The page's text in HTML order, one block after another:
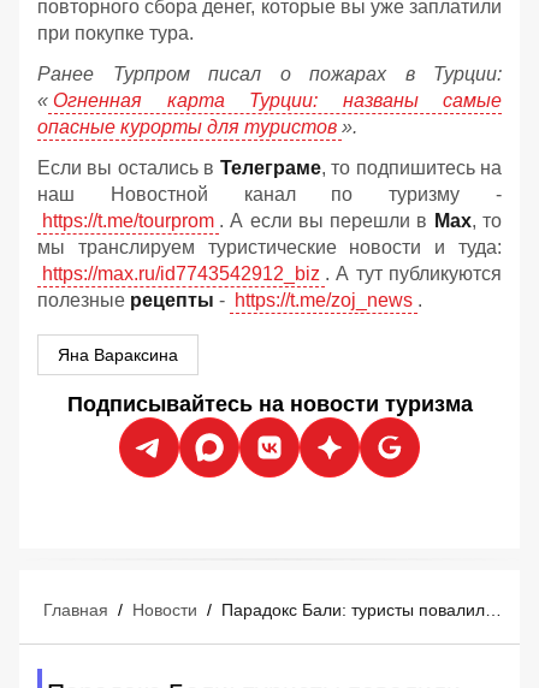
повторного сбора денег, которые вы уже заплатили
при покупке тура.
Ранее Турпром писал о пожарах в Турции:
« Огненная карта Турции: названы самые
опасные курорты для туристов ».
Если вы остались в Телеграме, то подпишитесь на
наш Новостной канал по туризму -
https://t.me/tourprom . А если вы перешли в Мах, то
мы транслируем туристические новости и туда:
https://max.ru/id7743542912_biz . А тут публикуются
полезные рецепты - https://t.me/zoj_news .
Яна Вараксина
Подписывайтесь на новости туризма
Главная / Новости / Парадокс Бали: туристы повалили на остров к «Анонимным алкоголикам»